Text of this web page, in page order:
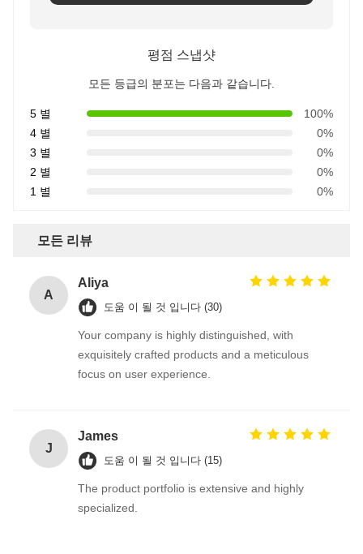
평점 스냅샷
모든 등급의 분포는 다음과 같습니다.
5 별
100%
4 별
0%
3 별
0%
2 별
0%
1 별
0%
모든 리뷰
A
Aliya
도움 이 될 것 입니다 (30)
Your company is highly distinguished, with
exquisitely crafted products and a meticulous
focus on user experience.
J
James
도움 이 될 것 입니다 (15)
The product portfolio is extensive and highly
specialized.